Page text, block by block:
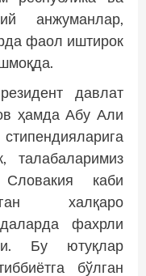
анжуманлар,
фаол иштирок
давлат
ҳамда Абу Али
талабаларимиз
каби
халқаро
фахрли
Бу ютуқлар
бўлган